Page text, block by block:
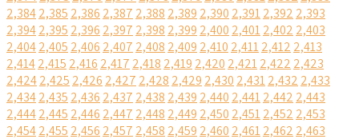
2,3842,385 2,386 2,387 2,388 2,389 2,390 2,3912,392 2,393
2,3942,395 2,396 2,397 2,398 2,399 2,400 2,4012,402 2,403
2,4042,405 2,406 2,407 2,408 2,409 2,410 2,4112,412 2,413
2,4142,415 2,416 2,417 2,418 2,419 2,420 2,4212,422 2,423
2,4242,425 2,426 2,427 2,428 2,429 2,430 2,4312,432 2,433
2,4342,435 2,436 2,437 2,438 2,439 2,440 2,4412,442 2,443
2,4442,445 2,446 2,447 2,448 2,449 2,450 2,4512,452 2,453
2,4542,455 2,456 2,457 2,458 2,459 2,460 2,4612,462 2,463